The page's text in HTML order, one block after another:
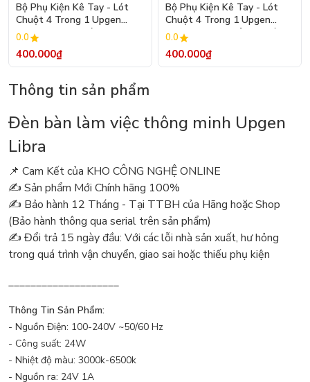
Bộ Phụ Kiện Kê Tay - Lót
Chuột 4 Trong 1 Upgen
ErgoSoft Kit - Xám
0.0
400.000₫
Bộ Phụ Kiện Kê Tay - Lót
Chuột 4 Trong 1 Upgen
ErgoSoft Kit - Nâu Da Bò
0.0
400.000₫
Thông tin sản phẩm
Đèn bàn làm việc thông minh Upgen
Libra
📌 Cam Kết của KHO CÔNG NGHỆ ONLINE
✍️ Sản phẩm Mới Chính hãng 100%
✍️ Bảo hành 12 Tháng - Tại TTBH của Hãng hoặc Shop
(Bảo hành thông qua serial trên sản phẩm)
✍️ Đổi trả 15 ngày đầu: Với các lỗi nhà sản xuất, hư hỏng
trong quá trình vận chuyển, giao sai hoặc thiếu phụ kiện
____________________
Thông Tin Sản Phẩm:
- Nguồn Điện: 100-240V ~50/60 Hz
- Công suất: 24W
- Nhiệt độ màu: 3000k-6500k
- Nguồn ra: 24V 1A